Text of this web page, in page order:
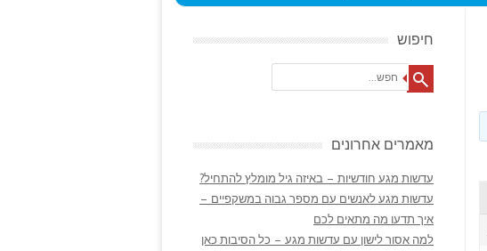
חיפוש
Search
מאמרים אחרונים
עדשות מגע חודשיות – באיזה גיל מומלץ להתחיל?
עדשות מגע לאנשים עם מספר גבוה במשקפיים –
איך תדעו מה מתאים לכם
למה אסור לישון עם עדשות מגע – כל הסיבות כאן